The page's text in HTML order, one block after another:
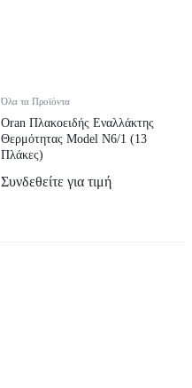
Όλα τα Προϊόντα
Oran Πλακοειδής Εναλλάκτης
Θερμότητας Model N6/1 (13
Πλάκες)
Συνδεθείτε για τιμή